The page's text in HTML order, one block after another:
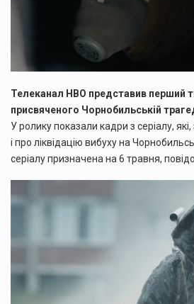
Телеканал HBO представив перший
присвяченого Чорнобильській
У ролику показали кадри з серіалу,
і про ліквідацію вибуху на
серіалу призначена на 6 травня,